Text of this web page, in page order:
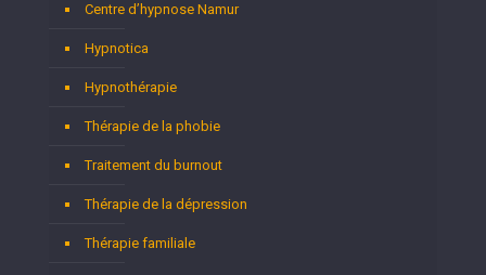
Centre d’hypnose Namur
Hypnotica
Hypnothérapie
Thérapie de la phobie
Traitement du burnout
Thérapie de la dépression
Thérapie familiale